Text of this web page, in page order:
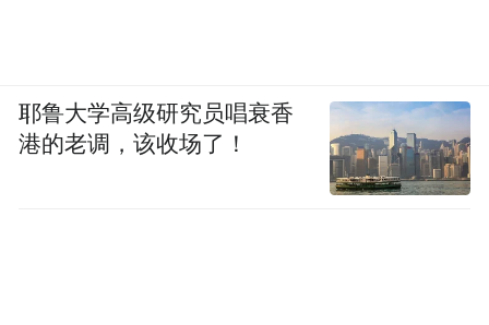
耶鲁大学高级研究员唱衰香
港的老调，该收场了！